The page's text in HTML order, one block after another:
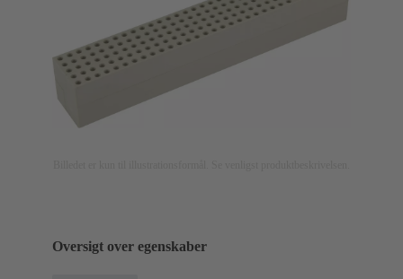
Oversigt over egenskaber